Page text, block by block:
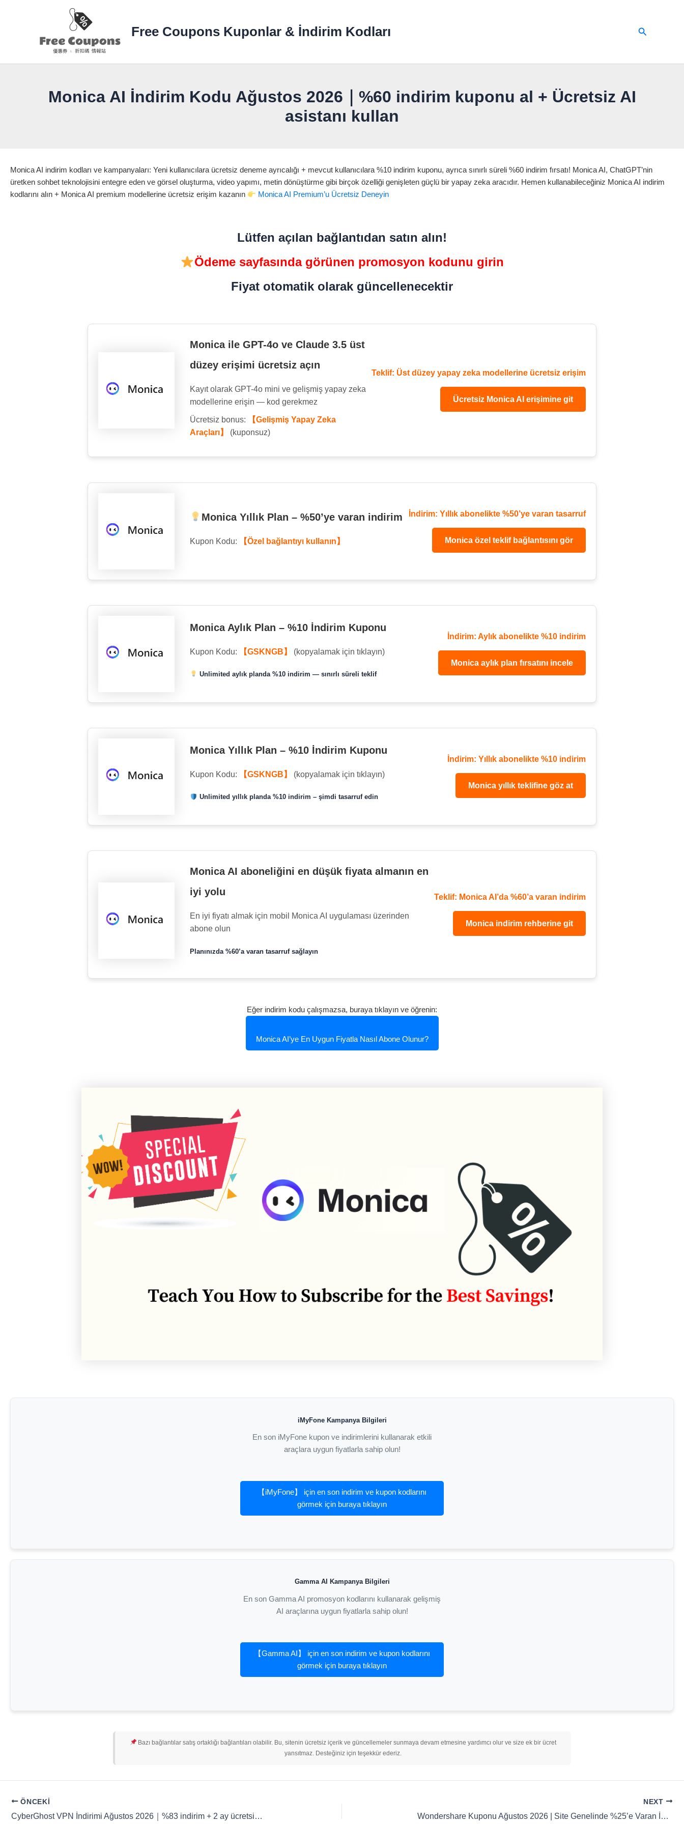
Free Coupons Kuponlar & İndirim Kodları Arama
Monica AI İndirim Kodu Ağustos 2026｜%60 indirim kuponu al + Ücretsiz AI
asistanı kullan
Monica AI indirim kodları ve kampanyaları: Yeni kullanıcılara ücretsiz deneme ayrıcalığı + mevcut kullanıcılara %10 indirim kuponu, ayrıca sınırlı süreli %60 indirim fırsatı! Monica AI, ChatGPT’nin
üretken sohbet teknolojisini entegre eden ve görsel oluşturma, video yapımı, metin dönüştürme gibi birçok özelliği genişleten güçlü bir yapay zeka aracıdır. Hemen kullanabileceğiniz Monica AI indirim
kodlarını alın + Monica AI premium modellerine ücretsiz erişim kazanın
Monica AI Premium’u Ücretsiz Deneyin
Lütfen açılan bağlantıdan satın alın!
Ödeme sayfasında görünen promosyon kodunu girin
Fiyat otomatik olarak güncellenecektir
Monica ile GPT-4o ve Claude 3.5 üst
düzey erişimi ücretsiz açın
Kayıt olarak GPT-4o mini ve gelişmiş yapay zeka
modellerine erişin — kod gerekmez
Ücretsiz bonus:
【Gelişmiş Yapay Zeka
Araçları】
(kuponsuz)
Teklif: Üst düzey yapay zeka modellerine ücretsiz erişim
Ücretsiz Monica AI erişimine git
Monica Yıllık Plan – %50’ye varan indirim
Kupon Kodu: 【Özel bağlantıyı kullanın】
İndirim: Yıllık abonelikte %50’ye varan tasarruf
Monica özel teklif bağlantısını gör
Monica Aylık Plan – %10 İndirim Kuponu
Kupon Kodu: 【GSKNGB】 (kopyalamak için tıklayın)
Unlimited aylık planda %10 indirim — sınırlı süreli teklif
İndirim: Aylık abonelikte %10 indirim
Monica aylık plan fırsatını incele
Monica Yıllık Plan – %10 İndirim Kuponu
Kupon Kodu: 【GSKNGB】 (kopyalamak için tıklayın)
Unlimited yıllık planda %10 indirim – şimdi tasarruf edin
İndirim: Yıllık abonelikte %10 indirim
Monica yıllık teklifine göz at
Monica AI aboneliğini en düşük fiyata almanın en
iyi yolu
En iyi fiyatı almak için mobil Monica AI uygulaması üzerinden
abone olun
Planınızda %60’a varan tasarruf sağlayın
Teklif: Monica AI’da %60’a varan indirim
Monica indirim rehberine git
Eğer indirim kodu çalışmazsa, buraya tıklayın ve öğrenin:
Monica AI’ye En Uygun Fiyatla Nasıl Abone Olunur?
iMyFone Kampanya Bilgileri
En son iMyFone kupon ve indirimlerini kullanarak etkili
araçlara uygun fiyatlarla sahip olun!
【iMyFone】 için en son indirim ve kupon kodlarını
görmek için buraya tıklayın
Gamma AI Kampanya Bilgileri
En son Gamma AI promosyon kodlarını kullanarak gelişmiş
AI araçlarına uygun fiyatlarla sahip olun!
【Gamma AI】 için en son indirim ve kupon kodlarını
görmek için buraya tıklayın
Bazı bağlantılar satış ortaklığı bağlantıları olabilir. Bu, sitenin ücretsiz içerik ve güncellemeler sunmaya devam etmesine yardımcı olur ve size ek bir ücret
yansıtmaz. Desteğiniz için teşekkür ederiz.
ÖNCEKI
CyberGhost VPN İndirimi Ağustos 2026｜%83 indirim + 2 ay ücretsiz + ücretsiz deneme
NEXT
Wondershare Kuponu Ağustos 2026 | Site Genelinde %25’e Varan İndirim Kazanın